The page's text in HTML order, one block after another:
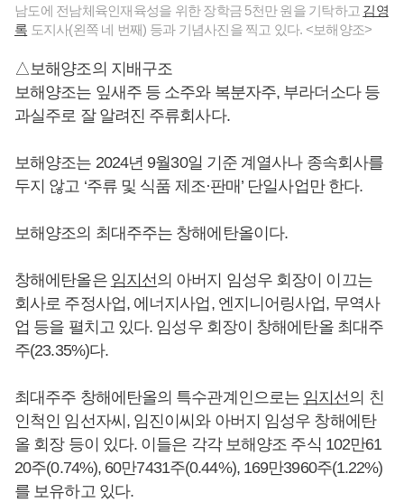
남도에 전남체육인재육성을 위한 장학금 5천만 원을 기탁하고 김영
록 도지사(왼쪽 네 번째) 등과 기념사진을 찍고 있다. <보해양조>
△보해양조의 지배구조
보해양조는 잎새주 등 소주와 복분자주, 부라더소다 등
과실주로 잘 알려진 주류회사다.
보해양조는 2024년 9월30일 기준 계열사나 종속회사를
두지 않고 ‘주류 및 식품 제조·판매’ 단일사업만 한다.
보해양조의 최대주주는 창해에탄올이다.
창해에탄올은 임지선의 아버지 임성우 회장이 이끄는
회사로 주정사업, 에너지사업, 엔지니어링사업, 무역사
업 등을 펼치고 있다. 임성우 회장이 창해에탄올 최대주
주(23.35%)다.
최대주주 창해에탄올의 특수관계인으로는 임지선의 친
인척인 임선자씨, 임진이씨와 아버지 임성우 창해에탄
올 회장 등이 있다. 이들은 각각 보해양조 주식 102만61
20주(0.74%), 60만7431주(0.44%), 169만3960주(1.22%)
를 보유하고 있다.